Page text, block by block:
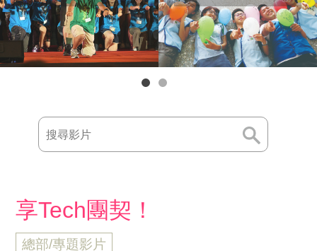
享Tech團契！
總部/專題影片